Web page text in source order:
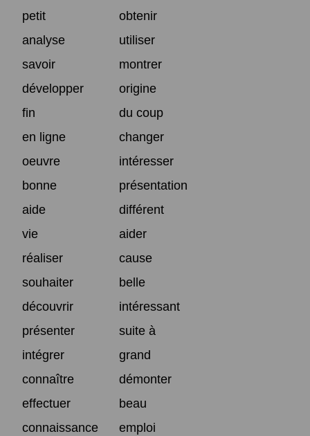
petit
obtenir
analyse
utiliser
savoir
montrer
développer
origine
fin
du coup
en ligne
changer
oeuvre
intéresser
bonne
présentation
aide
différent
vie
aider
réaliser
cause
souhaiter
belle
découvrir
intéressant
présenter
suite à
intégrer
grand
connaître
démonter
effectuer
beau
connaissance
emploi